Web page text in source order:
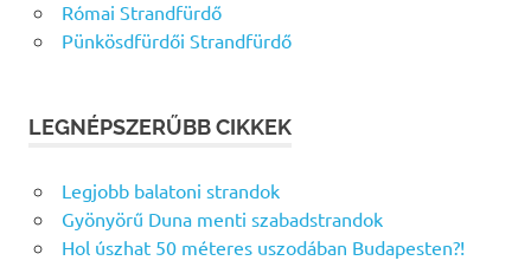
Római Strandfürdő
Pünkösdfürdői Strandfürdő
LEGNÉPSZERŰBB CIKKEK
Legjobb balatoni strandok
Gyönyörű Duna menti szabadstrandok
Hol úszhat 50 méteres uszodában Budapesten?!